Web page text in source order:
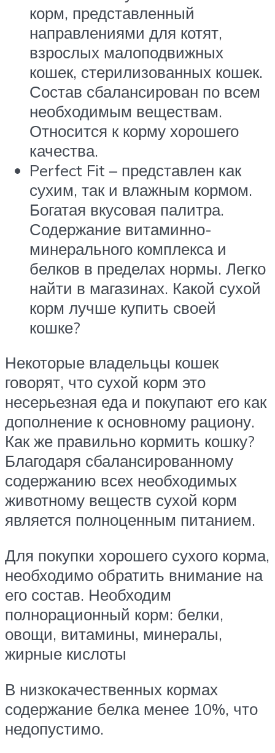
корм, представленный
направлениями для котят,
взрослых малоподвижных
кошек, стерилизованных кошек.
Состав сбалансирован по всем
необходимым веществам.
Относится к корму хорошего
качества.
Perfect Fit – представлен как
сухим, так и влажным кормом.
Богатая вкусовая палитра.
Содержание витаминно-
минерального комплекса и
белков в пределах нормы. Легко
найти в магазинах. Какой сухой
корм лучше купить своей
кошке?
Некоторые владельцы кошек
говорят, что сухой корм это
несерьезная еда и покупают его как
дополнение к основному рациону.
Как же правильно кормить кошку?
Благодаря сбалансированному
содержанию всех необходимых
животному веществ сухой корм
является полноценным питанием.
Для покупки хорошего сухого корма,
необходимо обратить внимание на
его состав. Необходим
полнорационный корм: белки,
овощи, витамины, минералы,
жирные кислоты
В низкокачественных кормах
содержание белка менее 10%, что
недопустимо.